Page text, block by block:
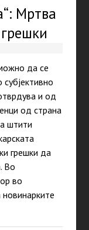
Мртва
да се
и од
од страна
штити
грешки да
Во
во
новинарките